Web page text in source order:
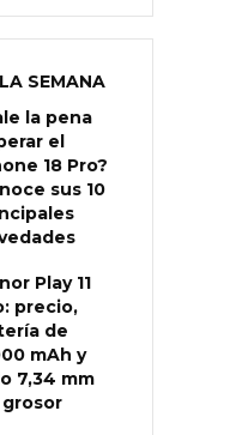
SEMANA
la pena
el
18 Pro?
sus 10
Play 11
precio,
de
mAh y
7,34 mm